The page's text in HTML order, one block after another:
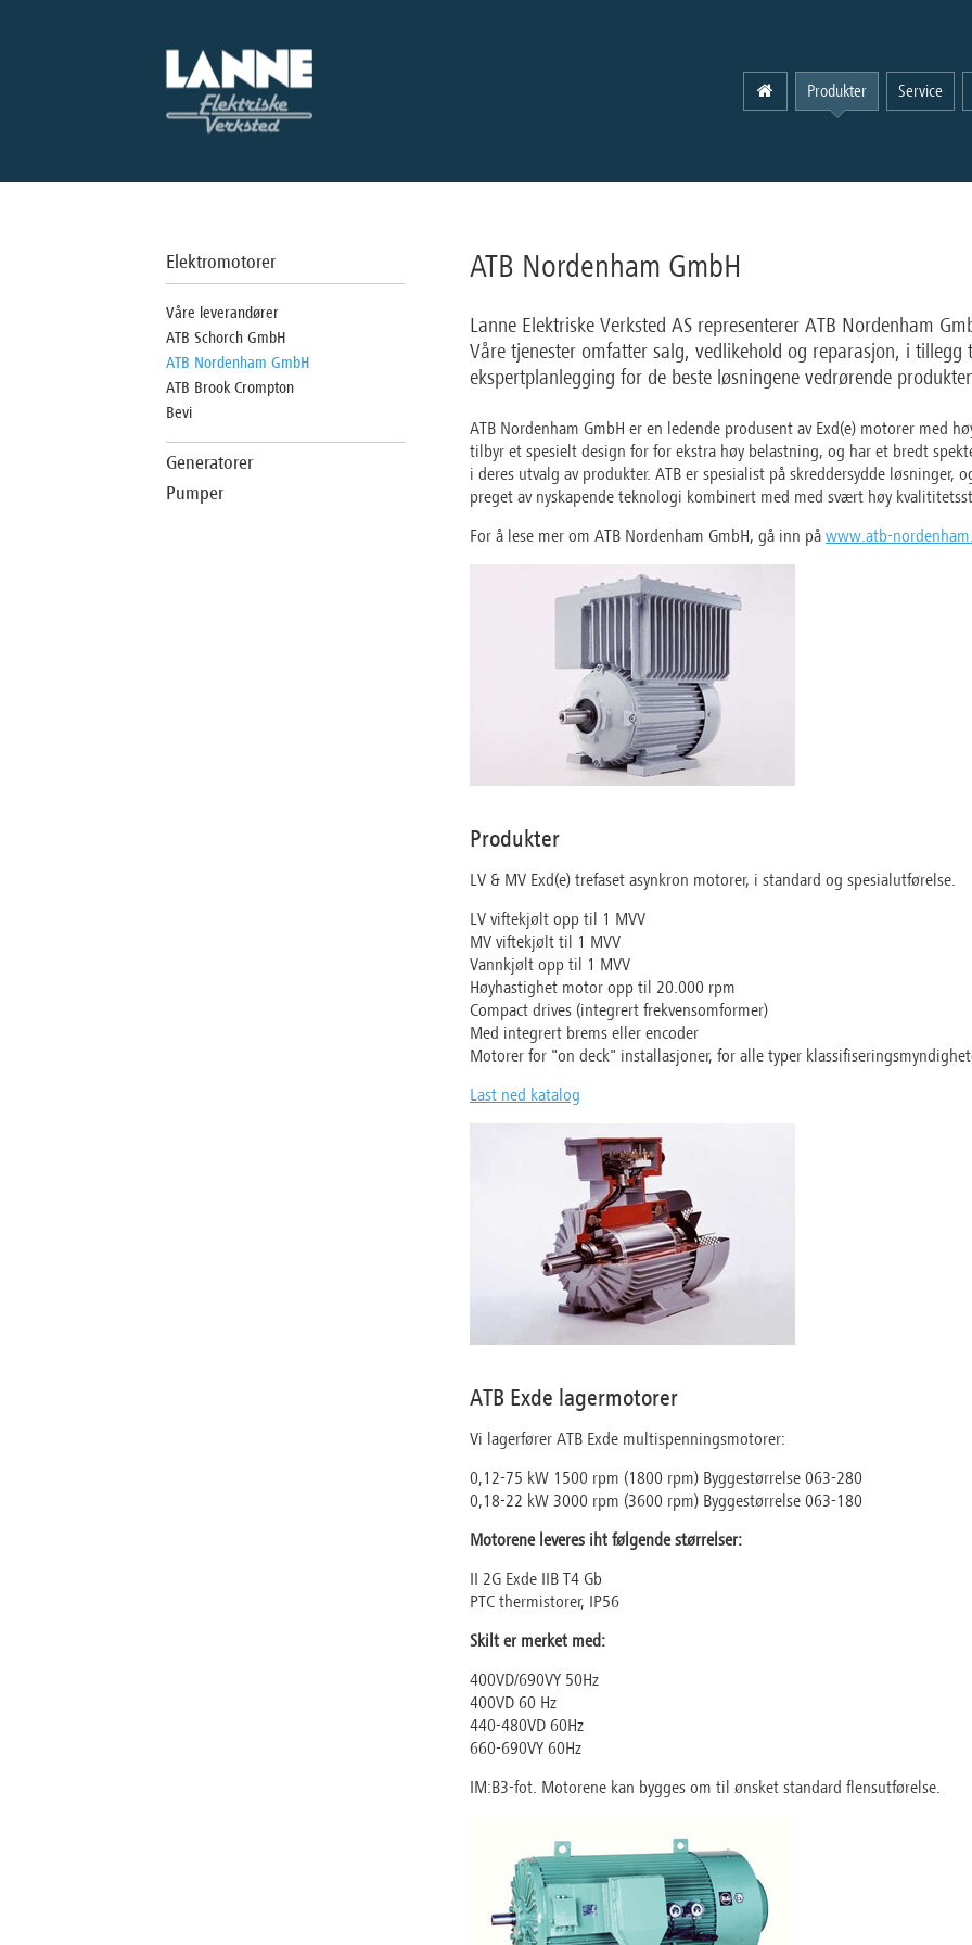
Produkter Service
Elektromotorer
Våre leverandører
ATB Schorch GmbH
ATB Nordenham GmbH
ATB Brook Crompton
Bevi
Generatorer
Pumper
ATB Nordenham GmbH
Lanne Elektriske Verksted AS representerer ATB Nordenham
Våre tjenester omfatter salg, vedlikehold og reparasjon, i tillegg
ekspertplanlegging for de beste løsningene vedrørende
ATB Nordenham GmbH er en ledende produsent av Exd(e) motorer med
tilbyr et spesielt design for for ekstra høy belastning, og har et bredt
i deres utvalg av produkter. ATB er spesialist på skreddersydde løsninger,
preget av nyskapende teknologi kombinert med med svært høy
For å lese mer om ATB Nordenham GmbH, gå inn på www.atb-
Produkter
LV & MV Exd(e) trefaset asynkron motorer, i standard og spesialutførelse.
LV viftekjølt opp til 1 MVV
MV viftekjølt til 1 MVV
Vannkjølt opp til 1 MVV
Høyhastighet motor opp til 20.000 rpm
Compact drives (integrert frekvensomformer)
Med integrert brems eller encoder
Motorer for "on deck" installasjoner, for alle typer
Last ned katalog
ATB Exde lagermotorer
Vi lagerfører ATB Exde multispenningsmotorer:
0,12-75 kW 1500 rpm (1800 rpm) Byggestørrelse 063-280
0,18-22 kW 3000 rpm (3600 rpm) Byggestørrelse 063-180
Motorene leveres iht følgende størrelser:
II 2G Exde IIB T4 Gb
PTC thermistorer, IP56
Skilt er merket med:
400VD/690VY 50Hz
400VD 60 Hz
440-480VD 60Hz
660-690VY 60Hz
IM:B3-fot. Motorene kan bygges om til ønsket standard flensutførelse.